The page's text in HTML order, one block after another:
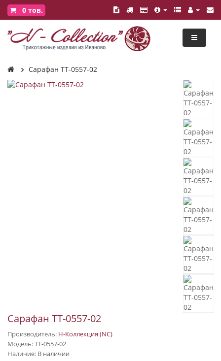
0 тов.
Сарафан ТТ-0557-02
Сарафан ТТ-0557-02
Производитель: Н-Коллекция (NC)
Модель: ТТ-0557-02
Наличие: В наличии